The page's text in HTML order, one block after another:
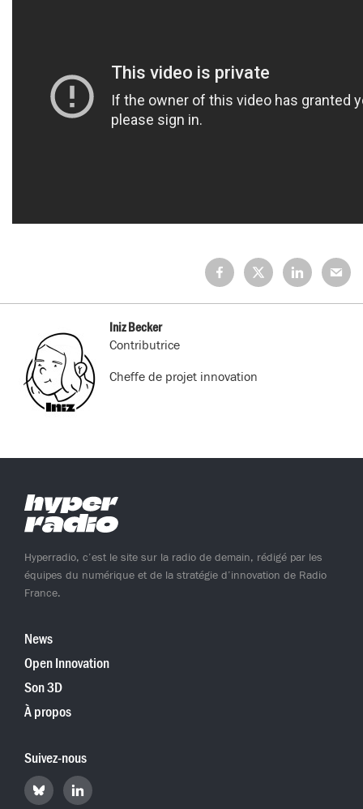
Partagez
sur
Facebook
Partagez
sur
X
Partagez
sur
LinkedIn
sur
Mail
Iniz Becker
Contributrice
Cheffe de projet innovation
Hyperradio, c’est le site sur la radio de demain, rédigé par les
équipes du numérique et de la stratégie d’innovation de Radio
France.
News
Open Innovation
Son 3D
À propos
Suivez-nous
Retrouvez
Hyperradio
Retrouvez
Hyperradio